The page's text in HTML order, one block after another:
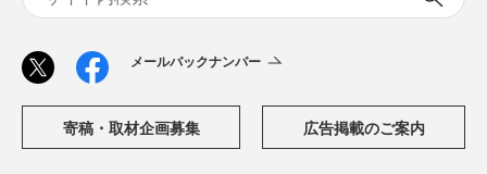
メールバックナンバー
寄稿・取材企画募集 広告掲載のご案内